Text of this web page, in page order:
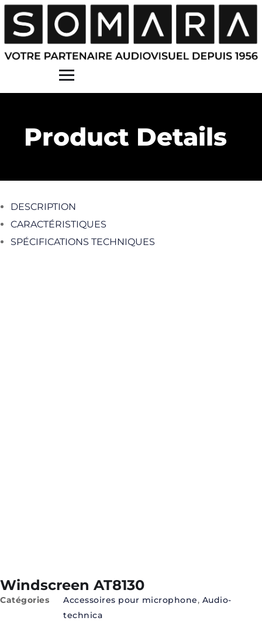
Product Details
DESCRIPTION
CARACTÉRISTIQUES
SPÉCIFICATIONS TECHNIQUES
Windscreen AT8130
Catégories Accessoires pour microphone, Audio-
technica